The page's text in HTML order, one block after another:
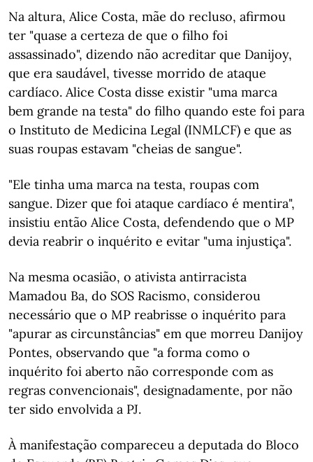
Na altura, Alice Costa, mãe do recluso, afirmou
ter "quase a certeza de que o filho foi
assassinado", dizendo não acreditar que Danijoy,
que era saudável, tivesse morrido de ataque
cardíaco. Alice Costa disse existir "uma marca
bem grande na testa" do filho quando este foi para
o Instituto de Medicina Legal (INMLCF) e que as
suas roupas estavam "cheias de sangue".
"Ele tinha uma marca na testa, roupas com
sangue. Dizer que foi ataque cardíaco é mentira",
insistiu então Alice Costa, defendendo que o MP
devia reabrir o inquérito e evitar "uma injustiça".
Na mesma ocasião, o ativista antirracista
Mamadou Ba, do SOS Racismo, considerou
necessário que o MP reabrisse o inquérito para
"apurar as circunstâncias" em que morreu Danijoy
Pontes, observando que "a forma como o
inquérito foi aberto não corresponde com as
regras convencionais", designadamente, por não
ter sido envolvida a PJ.
À manifestação compareceu a deputada do Bloco